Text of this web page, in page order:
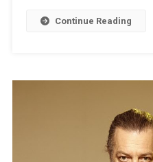
Continue Reading